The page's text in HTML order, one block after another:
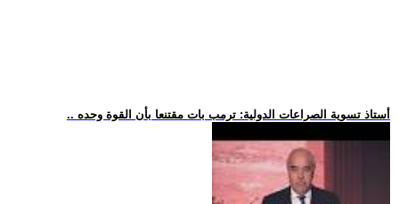
.. أستاذ تسوية الصراعات الدولية: ترمب بات مقتنعا بأن القوة وحده